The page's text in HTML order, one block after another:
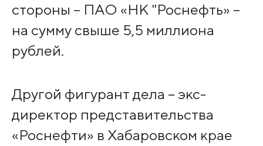
стороны – ПАО «НК "Роснефть» –
на сумму свыше 5,5 миллиона
рублей.
Другой фигурант дела – экс-
директор представительства
«Роснефти» в Хабаровском крае